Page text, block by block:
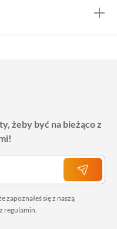
żeby być na bieżąco z
zapoznałeś się z naszą
regulamin.